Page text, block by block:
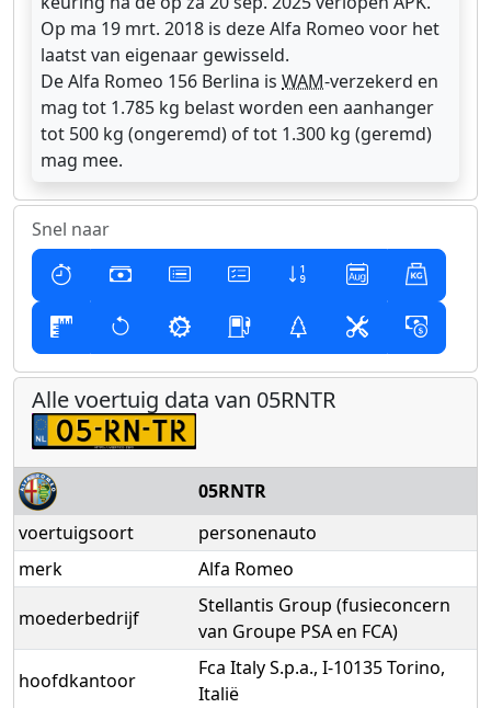
Op ma 19 mrt. 2018 is deze Alfa Romeo voor het
laatst van eigenaar gewisseld.
De Alfa Romeo 156 Berlina is WAM-verzekerd en
mag tot 1.785 kg belast worden een aanhanger
tot 500 kg (ongeremd) of tot 1.300 kg (geremd)
mag mee.
Snel naar
Alle voertuig data van 05RNTR
05RNTR
voertuigsoort
personenauto
merk
Alfa Romeo
moederbedrijf
Stellantis Group (fusieconcern
van Groupe PSA en FCA)
hoofdkantoor
Fca Italy S.p.a., I-10135 Torino,
Italië